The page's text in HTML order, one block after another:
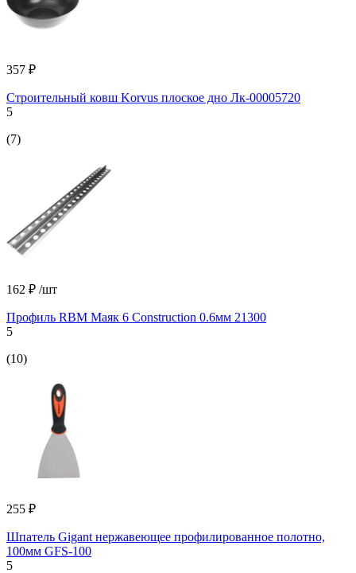
357 ₽
Строительный ковш Korvus плоское дно Лк-00005720
5
(7)
162 ₽ /шт
Профиль RBM Маяк 6 Сonstruction 0.6мм 21300
5
(10)
255 ₽
Шпатель Gigant нержавеющее профилированное полотно,
100мм GFS-100
5